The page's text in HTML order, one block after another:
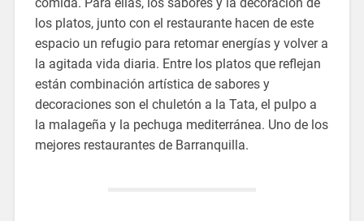
los platos, junto con el restaurante hacen de este
espacio un refugio para retomar energías y volver a
la agitada vida diaria. Entre los platos que reflejan
están combinación artística de sabores y
decoraciones son el chuletón a la Tata, el pulpo a
la malageña y la pechuga mediterránea. Uno de los
mejores restaurantes de Barranquilla.